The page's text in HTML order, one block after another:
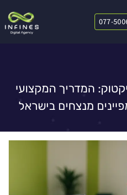
המדריך המקצועי
מנצחים בישראל